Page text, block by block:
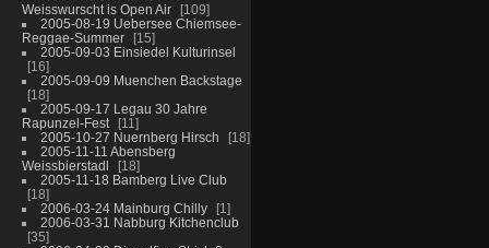
Weisswurscht is Open Air
109
2005-08-19 Uebersee Chiemsee-
Reggae-Summer
15
2005-09-03 Einsiedel Kulturinsel
16
2005-09-09 Muenchen Backstage
18
2005-09-17 Legau 30 Jahre
Rapunzel-Fest
11
2005-10-27 Nuernberg Hirsch
18
2005-11-11 Abensberg
Weissbierstadl
18
2005-11-18 Bamberg Live Club
18
2006-03-24 Mainburg Chilly
1
2006-03-31 Nabburg Kitchenclub
35